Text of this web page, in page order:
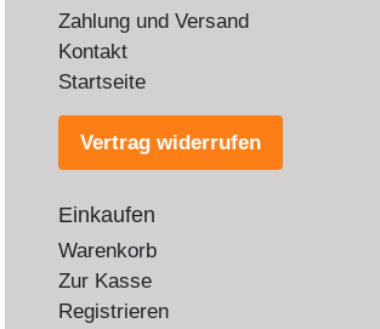
Zahlung und Versand
Kontakt
Startseite
Vertrag widerrufen
Einkaufen
Warenkorb
Zur Kasse
Registrieren